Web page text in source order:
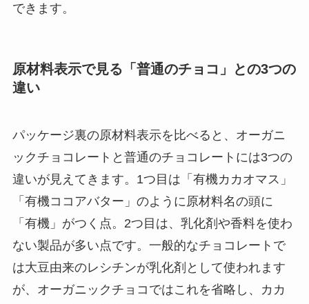
できます。
原材料表示で見る「普通のチョコ」との3つの
違い
パッケージ裏の原材料表示を比べると、オーガニ
ックチョコレートと普通のチョコレートには3つの
違いが見えてきます。1つ目は「有機カカオマス」
「有機ココアバター」のように原材料名の頭に
「有機」がつく点。2つ目は、乳化剤や香料を使わ
ない製品が多い点です。一般的なチョコレートで
は大豆由来のレシチンが乳化剤として使われます
が、オーガニックチョコではこれを省略し、カカ